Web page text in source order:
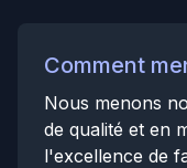
Comment
Nous menons
de qualité et en
l'excellence de